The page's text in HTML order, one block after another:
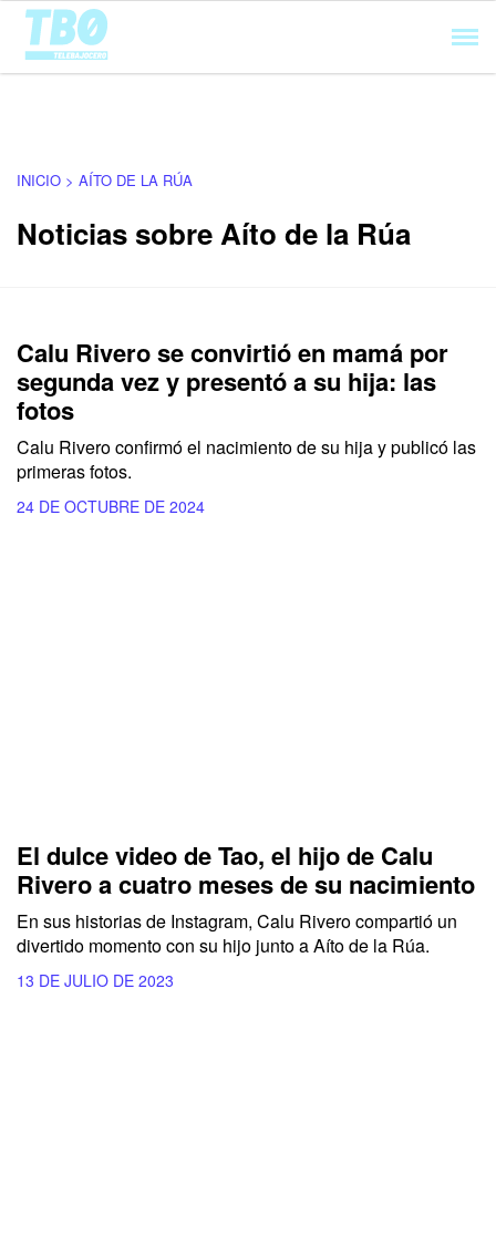
Cargando...
INICIO > AÍTO DE LA RÚA
Noticias sobre Aíto de la Rúa
Calu Rivero se convirtió en mamá por
segunda vez y presentó a su hija: las
fotos
Calu Rivero confirmó el nacimiento de su hija y publicó las
primeras fotos.
24 DE OCTUBRE DE 2024
El dulce video de Tao, el hijo de Calu
Rivero a cuatro meses de su nacimiento
En sus historias de Instagram, Calu Rivero compartió un
divertido momento con su hijo junto aAíto de la Rúa.
13 DE JULIO DE 2023